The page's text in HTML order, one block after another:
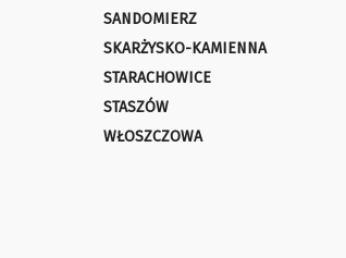
SANDOMIERZ
SKARŻYSKO-KAMIENNA
STARACHOWICE
STASZÓW
WŁOSZCZOWA